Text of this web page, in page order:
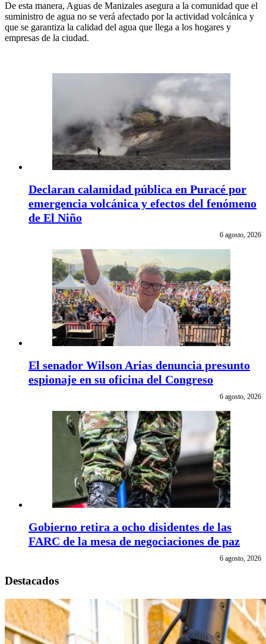
De esta manera, Aguas de Manizales asegura a la comunidad que el
suministro de agua no se verá afectado por la actividad volcánica y
que se garantiza la calidad del agua que llega a los hogares y
empresas de la ciudad.
Declaran calamidad pública en Puracé por
emergencia volcánica y efectos del fenómeno
de El Niño
6 agosto, 2026
El senador Wilson Arias denuncia presunto
espionaje en su oficina del Congreso
6 agosto, 2026
Gobierno retira a ocho disidentes de las
FARC de la mesa de negociaciones de paz
6 agosto, 2026
Destacados